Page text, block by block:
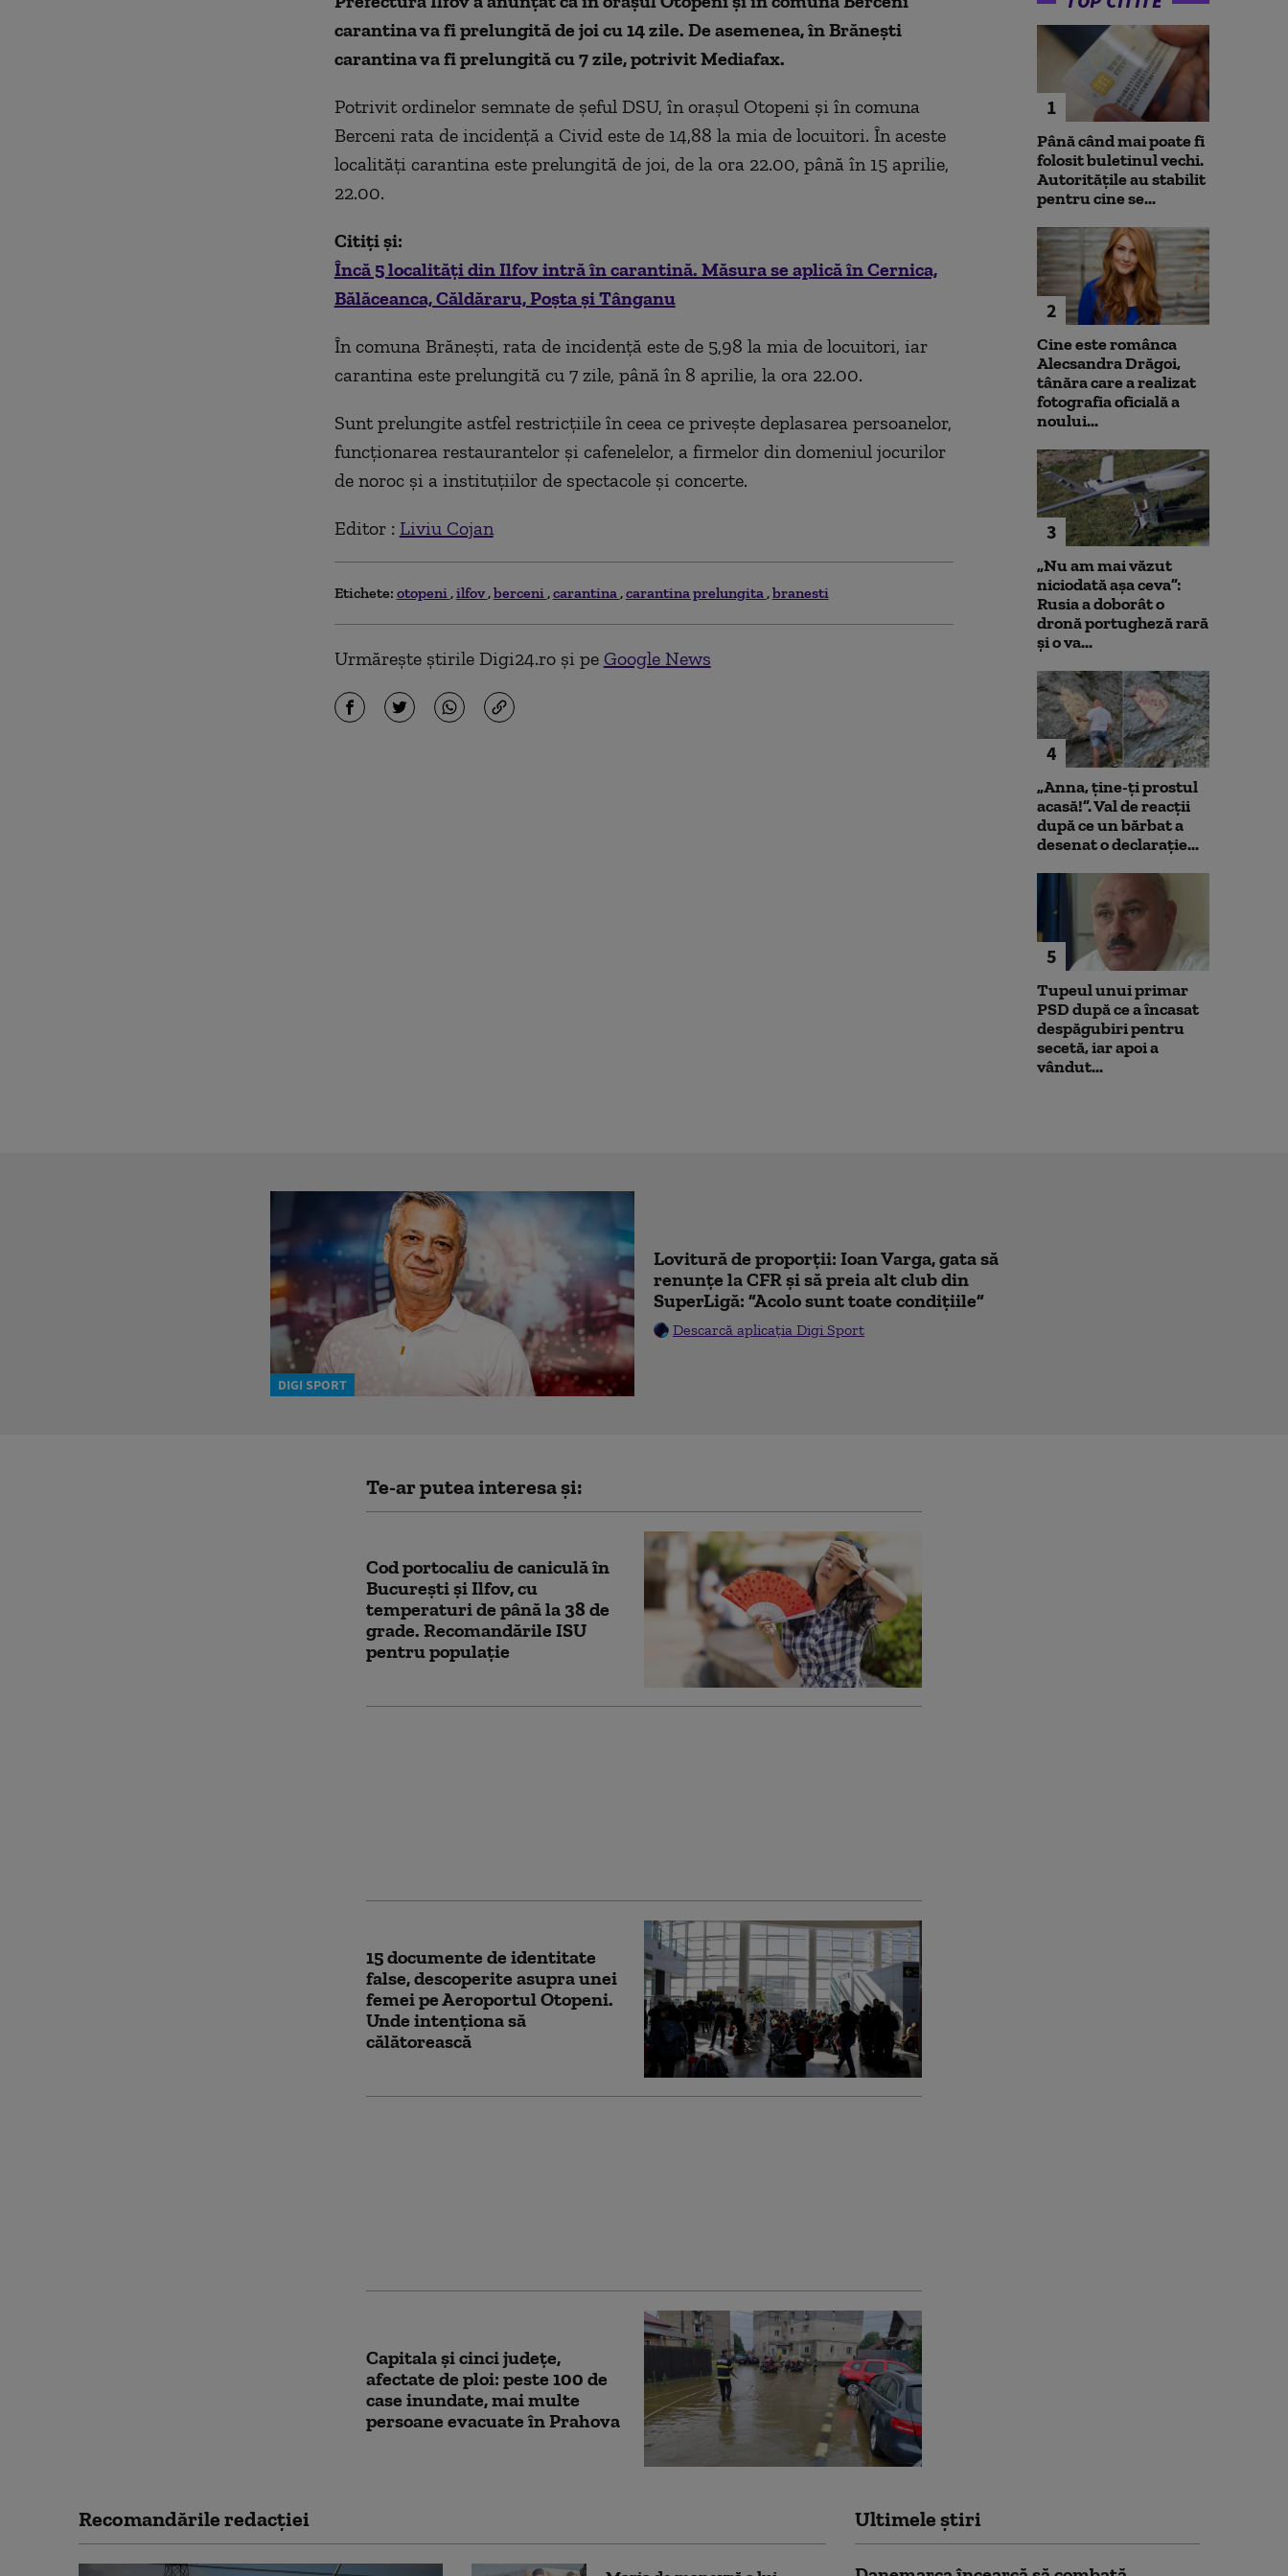
carantina va fi prelungită de joi cu 14 zile. De asemenea, în Brănești
carantina va fi prelungită cu 7 zile,potrivit Mediafax.
Potrivit ordinelor semnate de șeful DSU, în orașul Otopeni și în comuna
Berceni rata de incidență a Civid este de 14,88 la mia de locuitori. În aceste
localități carantina este prelungită de joi, de la ora 22.00, până în 15 aprilie,
22.00.
Citiți și:
Încă 5 localități din Ilfov intră în carantină. Măsura se aplică în Cernica,
Bălăceanca, Căldăraru, Poșta și Tânganu
În comuna Brănești, rata de incidență este de 5,98 la mia de locuitori, iar
carantina este prelungită cu 7 zile, până în 8 aprilie, la ora 22.00.
Sunt prelungite astfel restricțiile în ceea ce privește deplasarea persoanelor,
funcționarea restaurantelor și cafenelelor, a firmelor din domeniul jocurilor
de noroc și a instituțiilor de spectacole și concerte.
Editor : Liviu Cojan
Etichete: otopeni ilfov berceni carantina carantina prelungita branesti
Urmărește știrile Digi24.ro și pe Google News
1
Până când mai poate fi
folosit buletinul vechi.
Autoritățile au stabilit
pentru cine se...
2
Cine este românca
Alecsandra Drăgoi,
tânăra care a realizat
fotografia oficială a
noului...
3
„Nu am mai văzut
niciodată așa ceva”:
Rusia a doborât o
dronă portugheză rară
și o va...
4
„Anna, ţine-ţi prostul
acasă!”. Val de reacții
după ce un bărbat a
desenat o declarație...
5
Tupeul unui primar
PSD după ce a încasat
despăgubiri pentru
secetă, iar apoi a
vândut...
DIGI SPORT
Lovitură de proporții: Ioan Varga, gata să
renunțe la CFR și să preia alt club din
SuperLigă: ”Acolo sunt toate condițiile”
Descarcă aplicația Digi Sport
Te-ar putea interesa și:
Cod portocaliu de caniculă în
București și Ilfov, cu
temperaturi de până la 38 de
grade. Recomandările ISU
pentru populație
15 documente de identitate
false, descoperite asupra unei
femei pe Aeroportul Otopeni.
Unde intenționa să
călătorească
Capitala și cinci județe,
afectate de ploi: peste 100 de
case inundate, mai multe
persoane evacuate în Prahova
Recomandările redacţiei Ultimele știri